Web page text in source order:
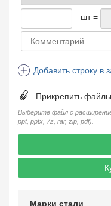
Фильтр сетчатый
Strainer
1138
Steam Trap
4
Компенсатор
Пламегаситель
Flame Arrester
73
Заказать в 1 клик
шт =
Добавить строку в
Прикрепить файлы
Выберите файл с
ppt, pptx, 7z, rar, zip, pdf).
Марки стали